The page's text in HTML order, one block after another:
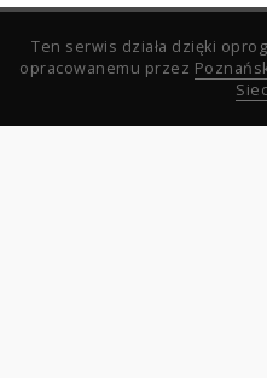
Ten serwis działa dzięki
opracowanemu przez